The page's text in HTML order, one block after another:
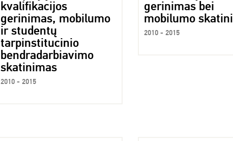
kvalifikacijos
gerinimas, mobilumo
ir studentų
tarpinstitucinio
bendradarbiavimo
skatinimas
2010 - 2015
gerinimas bei
mobilumo
2010 - 2015